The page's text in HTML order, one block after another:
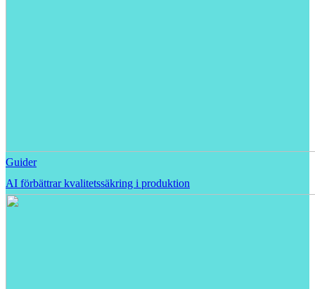
Guider
AI förbättrar kvalitetssäkring i produktion